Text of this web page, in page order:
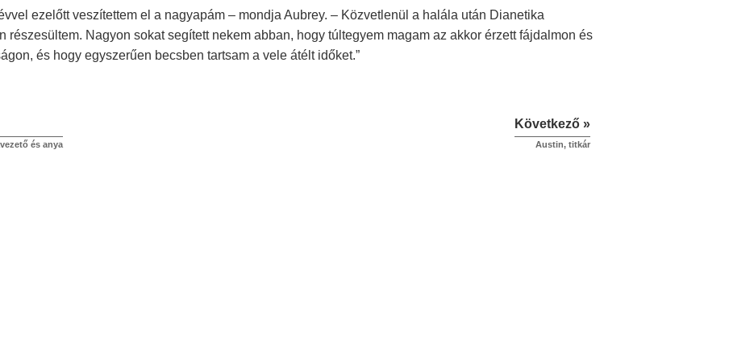
ezelőtt veszítettem el a nagyapám – mondja Aubrey. – Közvetlenül a halála után Dianetika
részesültem. Nagyon sokat segített nekem abban, hogy túltegyem magam az akkor érzett fájdalmon és
és hogy egyszerűen becsben tartsam a vele átélt időket.”
és anya
Következő »
Austin, titkár